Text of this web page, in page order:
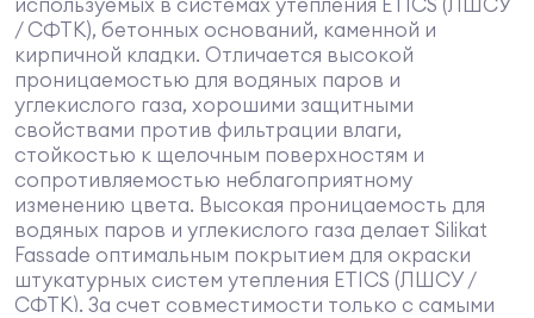
/ СФТК), бетонных оснований, каменной и
кирпичной кладки. Отличается высокой
проницаемостью для водяных паров и
углекислого газа, хорошими защитными
свойствами против фильтрации влаги,
стойкостью к щелочным поверхностям и
сопротивляемостью неблагоприятному
изменению цвета. Высокая проницаемость для
водяных паров и углекислого газа делает Silikat
Fassade оптимальным покрытием для окраски
штукатурных систем утепления ETICS (ЛШСУ /
СФТК). За счет совместимости только с самыми